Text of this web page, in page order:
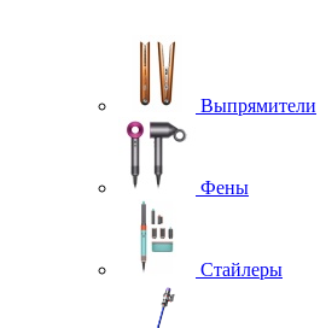
Выпрямители
Фены
Стайлеры